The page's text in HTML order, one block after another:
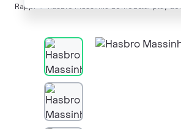
Rappi hasbro massinha de modelar play